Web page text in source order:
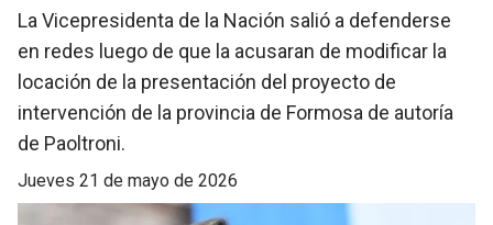
La Vicepresidenta de la Nación salió a defenderse
en redes luego de que la acusaran de modificar la
locación de la presentación del proyecto de
intervención de la provincia de Formosa de autoría
de Paoltroni.
jueves 21 de mayo de 2026